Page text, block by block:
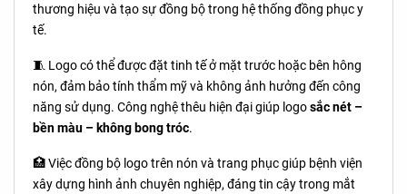
thương hiệu và tạo sự đồng bộ trong hệ thống đồng phục y
tế.
🧵 Logo có thể được đặt tinh tế ở mặt trước hoặc bên hông
nón, đảm bảo tính thẩm mỹ và không ảnh hưởng đến công
năng sử dụng. Công nghệ thêu hiện đại giúp logosắc nét –
bền màu – không bong tróc.
🏥 Việc đồng bộ logo trên nón và trang phục giúp bệnh viện
xây dựng hình ảnh chuyên nghiệp, đáng tin cậy trong mắt